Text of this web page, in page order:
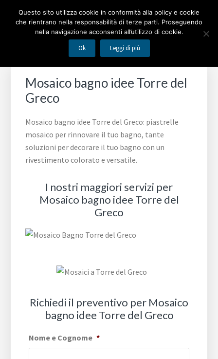
navigazione
MOSAICO BAGNO
Piastrelle mosaico per rinnovare il tuo bagno
Mosaico bagno idee Torre del
Greco
Mosaico bagno idee Torre del Greco: piastrelle
mosaico per rinnovare il tuo bagno, tante
soluzioni per decorare il tuo bagno con un
rivestimento colorato e versatile.
I nostri maggiori servizi per
Mosaico bagno idee Torre del
Greco
Richiedi il preventivo per Mosaico
bagno idee Torre del Greco
Nome e Cognome *
Questo sito utilizza cookie in conformità alla policy e cookie
che rientrano nella responsabilità di terze parti. Proseguendo
nella navigazione acconsenti all’utilizzo di cookie.
Ok Leggi di più